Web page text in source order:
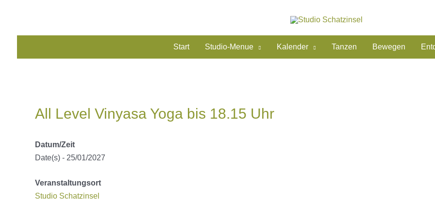
Start
Studio-Menue Kalender Tanzen Bewegen
All Level Vinyasa Yoga bis 18.15 Uhr
Datum/Zeit
Date(s) - 25/01/2027
Veranstaltungsort
Studio Schatzinsel